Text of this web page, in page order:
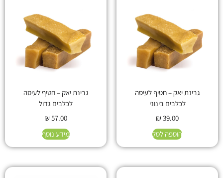
גבינת יאק – חטיף לעיסה
לכלבים בינוני
₪39.00
הוספה לסל
גבינת יאק – חטיף לעיסה
לכלבים גדול
₪57.00
מידע נוסף